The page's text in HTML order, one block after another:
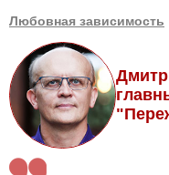
Любовная зависимость